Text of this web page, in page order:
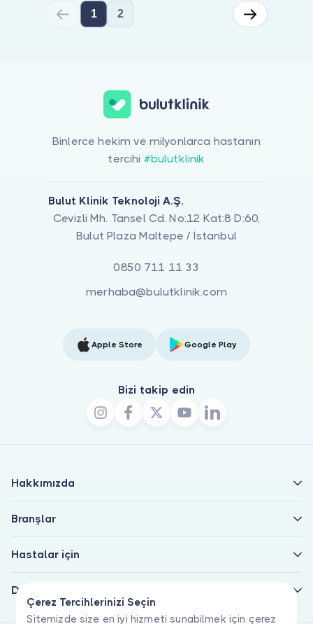
1 2
Çerez Tercihlerinizi Seçin
Sitemizde size en iyi hizmeti sunabilmek için çerez
Binlerce hekim ve milyonlarca hastanın
tercihi #bulutklinik
Bulut Klinik Teknoloji A.Ş.
Cevizli Mh. Tansel Cd. No:12 Kat:8 D:60,
Bulut Plaza Maltepe / İstanbul
0850 711 11 33
merhaba@bulutklinik.com
Apple Store Google Play
Bizi takip edin
Hakkımızda
Branşlar
Hastalar için
Doktorlar için